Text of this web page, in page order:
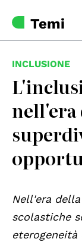
Temi
INCLUSIONE
nell'era
Nell'era
scolastiche